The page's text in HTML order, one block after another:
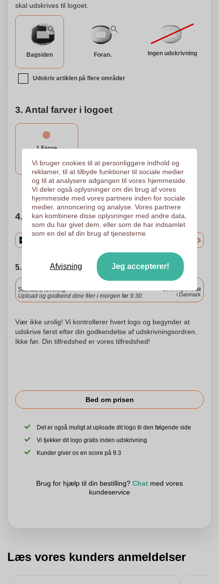
skal udskrives til logoet.
Bagsiden Foran. Ingen udskrivning
Udskriv artiklen på flere områder
3. Antal farver i logoet
1 Farve
25 x 15 mm
Brug for hjælp?Hjælp mig med at vælge
4. Vælg mængden
5. Vælg forsendelsesdato
Standard levering
Upload og godkend dine filer i morgen før 9:30.
Levering overalt
i Danmark
Vær ikke urolig! Vi kontrollerer hvert logo og begynder at
udskrive først efter din godkendelse af udskrivningsordren.
Ikke før. Din tilfredshed er vores tilfredshed!
Bed om prisen
Det er også muligt at uploade dit logo til den følgende side
Vi tjekker dit logo gratis inden udskrivning
Kunder giver os en score på 9.3
Brug for hjælp til din bestilling? Chat med vores
kundeservice
Læs vores kunders anmeldelser
Vi bruger cookies til at personliggøre indhold og
reklamer, til at tilbyde funktioner til sociale medier
og til at analysere adgangen til vores hjemmeside.
Vi deler også oplysninger om din brug af vores
hjemmeside med vores partnere inden for sociale
medier, annoncering og analyse. Vores partnere
kan kombinere disse oplysninger med andre data,
som du har givet dem, eller som de har indsamlet
som en del af din brug af tjenesterne.
Afvisning Jeg accepterer!